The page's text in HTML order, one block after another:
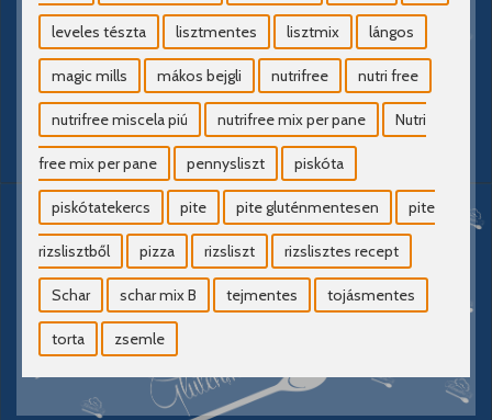
leveles tészta lisztmentes lisztmix lángos
magic mills mákos bejgli nutrifree nutri free
nutrifree miscela piú nutrifree mix per pane Nutri
free mix per pane pennysliszt piskóta
piskótatekercs pite pite gluténmentesen pite
rizslisztből pizza rizsliszt rizslisztes recept
Schar schar mix B tejmentes tojásmentes
torta zsemle